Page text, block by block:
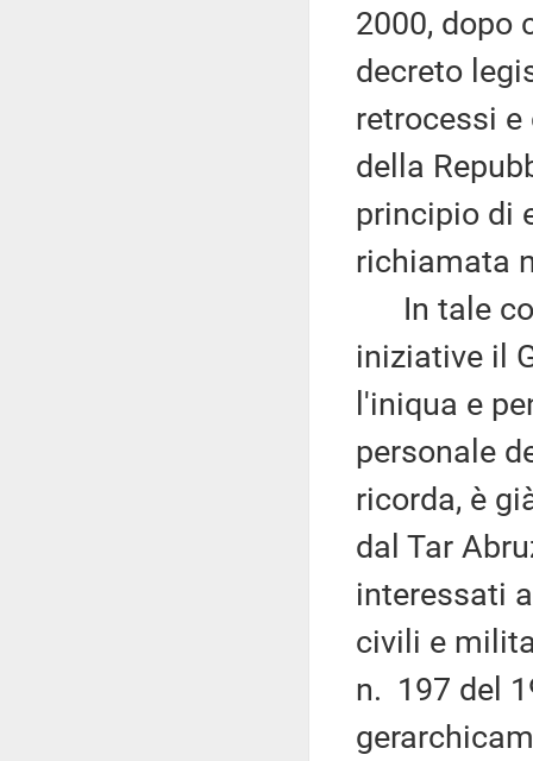
2000, dopo
decreto
retrocessi
della
principio di
richiamata
In tale
iniziative il
l'iniqua e
personale
ricorda, è
dal Tar
interessati
civili e
n. 197 del